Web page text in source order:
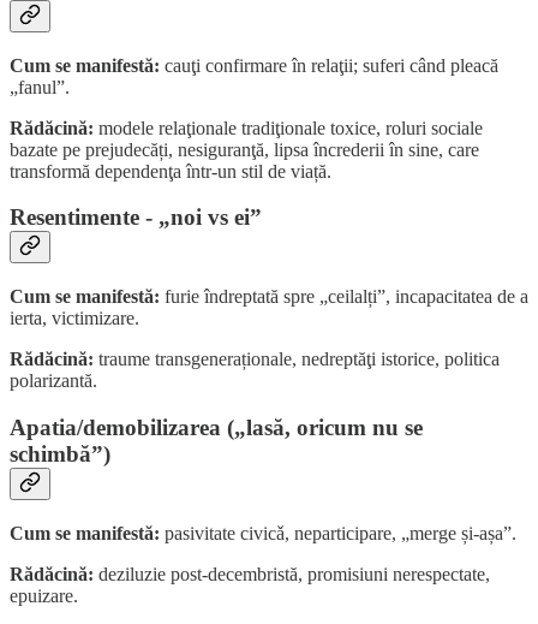
Cum se manifestă: cauţi confirmare în relaţii; suferi când pleacă
„fanul”.
Rădăcină: modele relaţionale tradiţionale toxice, roluri sociale
bazate pe prejudecăți, nesiguranţă, lipsa încrederii în sine, care
transformă dependenţa într-un stil de viață.
Resentimente - „noi vs ei”
Cum se manifestă: furie îndreptată spre „ceilalți”, incapacitatea de a
ierta, victimizare.
Rădăcină: traume transgeneraționale, nedreptăţi istorice, politica
polarizantă.
Apatia/demobilizarea („lasă, oricum nu se
schimbă”)
Cum se manifestă: pasivitate civicǎ, neparticipare, „merge și-așa”.
Rădăcină: deziluzie post-decembristă, promisiuni nerespectate,
epuizare.